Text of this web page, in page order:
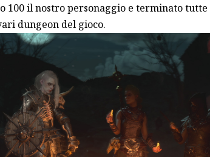
100 il nostro personaggio e terminato
dungeon del gioco.